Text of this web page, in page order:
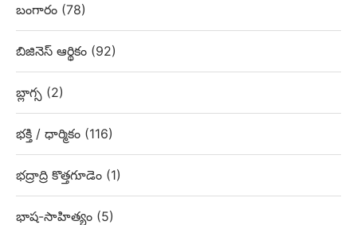
బంగారం (78)
బిజినెస్ ఆర్థికం (92)
బ్లాగ్స (2)
భక్తి / ధార్మికం (116)
భద్రాద్రి కొత్తగూడెం (1)
భాష-సాహిత్యం (5)